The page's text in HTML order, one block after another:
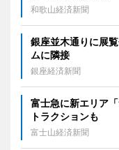
和歌山経済新聞
銀座並木通りに展
ムに隣接
銀座経済新聞
富士急に新エリア
トラクションも
富士山経済新聞